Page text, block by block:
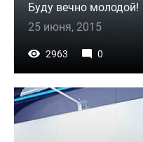
Буду вечно молодой!
25 июня, 2015
2963 0